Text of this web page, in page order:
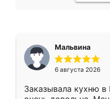
Мальвина
6 августа 2026
Заказывала кухню в